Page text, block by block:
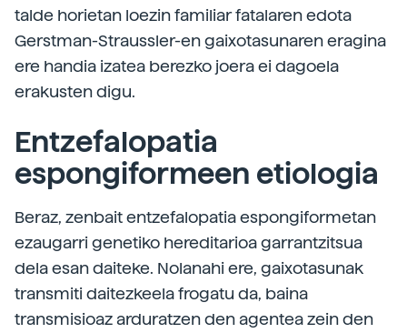
talde horietan loezin familiar fatalaren edota
Gerstman-Straussler-en gaixotasunaren eragina
ere handia izatea berezko joera ei dagoela
erakusten digu.
Entzefalopatia
espongiformeen etiologia
Beraz, zenbait entzefalopatia espongiformetan
ezaugarri genetiko hereditarioa garrantzitsua
dela esan daiteke. Nolanahi ere, gaixotasunak
transmiti daitezkeela frogatu da, baina
transmisioaz arduratzen den agentea zein den